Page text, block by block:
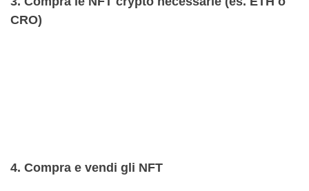
CRO)
4. Compra e vendi gli NFT